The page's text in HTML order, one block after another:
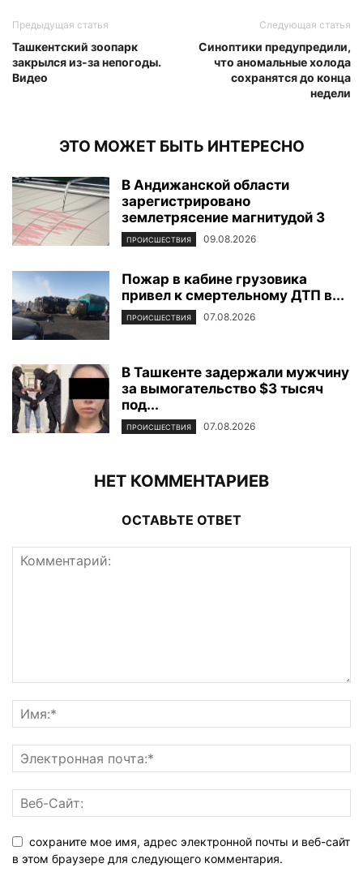
Предыдущая статья
Ташкентский зоопарк
закрылся из-за непогоды.
Видео
Следующая статья
Синоптики предупредили,
что аномальные холода
сохранятся до конца
недели
ЭТО МОЖЕТ БЫТЬ ИНТЕРЕСНО
В Андижанской области
зарегистрировано
землетрясение магнитудой 3
ПРОИСШЕСТВИЯ 09.08.2026
Пожар в кабине грузовика
привел к смертельному ДТП в...
ПРОИСШЕСТВИЯ 07.08.2026
В Ташкенте задержали мужчину
за вымогательство $3 тысяч
под...
ПРОИСШЕСТВИЯ 07.08.2026
НЕТ КОММЕНТАРИЕВ
ОСТАВЬТЕ ОТВЕТ
сохраните мое имя, адрес электронной почты и веб-сайт
в этом браузере для следующего комментария.